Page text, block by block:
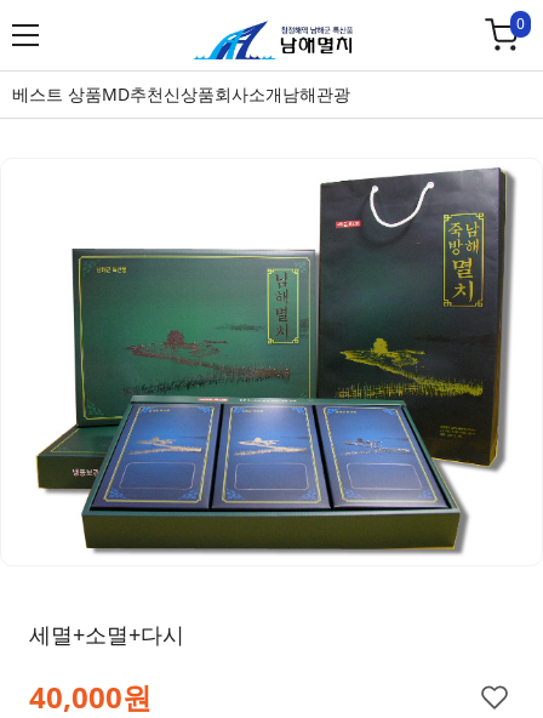
0
베스트 상품MD추천신상품회사소개남해관광
세멸+소멸+다시
40,000원